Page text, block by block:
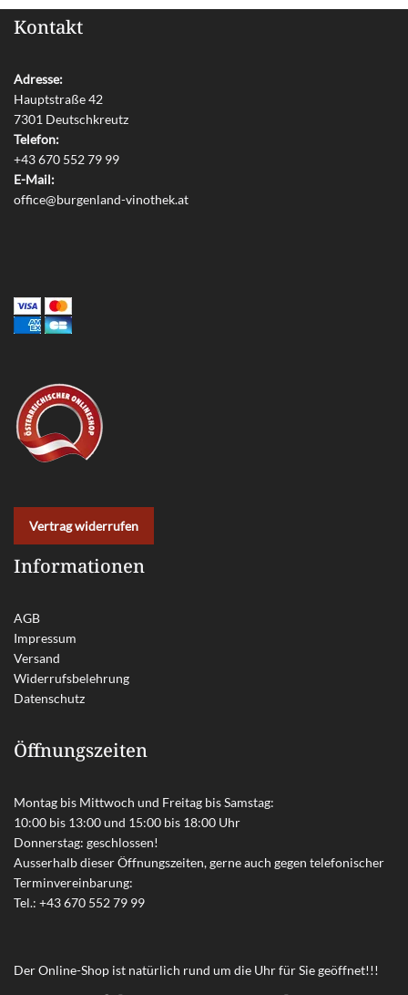
Kontakt
Adresse:
Hauptstraße 42
7301 Deutschkreutz
Telefon:
+43 670 552 79 99
E-Mail:
office@burgenland-vinothek.at
Vertrag widerrufen
Informationen
AGB
Impressum
Versand
Widerrufsbelehrung
Datenschutz
Öffnungszeiten
Montag bis Mittwoch und Freitag bis Samstag:
10:00 bis 13:00 und 15:00 bis 18:00 Uhr
Donnerstag: geschlossen!
Ausserhalb dieser Öffnungszeiten, gerne auch gegen telefonischer
Terminvereinbarung:
Tel.: +43 670 552 79 99
Der Online-Shop ist natürlich rund um die Uhr für Sie geöffnet!!!